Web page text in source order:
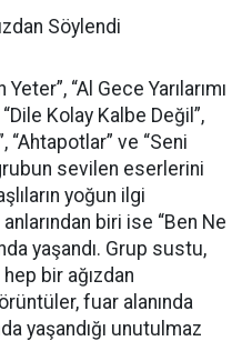
Söylendi
“Al Gece Yarılarımı
Kolay Kalbe Değil”,
“Ahtapotlar” ve “Seni
sevilen eserlerini
yoğun ilgi
biri ise “Ben Ne
yaşandı. Grup sustu,
bir ağızdan
fuar alanında
yaşandığı unutulmaz